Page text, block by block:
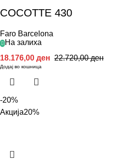
COCOTTE 430
Faro Barcelona
На залиха
22.720,00ден
18.176,00 ден
Додај во кошница
-20%
Акција20%